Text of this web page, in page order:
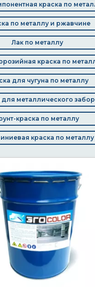
краска по
по металлу и ржавчине
Лак по металлу
краска по
для чугуна по металлу
для металлического
краска по металлу
краска по металлу